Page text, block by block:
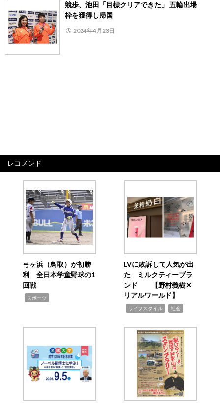
競歩、池田「目標クリアできた」 五輪出場
枠を獲得し帰国
2024年4月23日
レコメンド
弓ヶ浜（鳥取）が初勝
利 全日本学童野球の1
回戦
スポーツ
LVに敗訴して人気が出
た ミルクティーブラ
ンド 【野村義樹✕
リアルワールド】
ライフスタイル 社会